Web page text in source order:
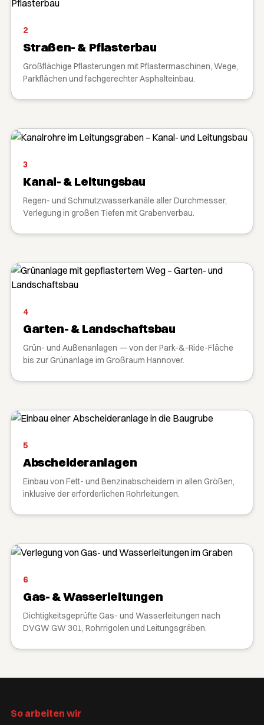
2
Straßen- & Pflasterbau
Großflächige Pflasterungen mit Pflastermaschinen, Wege,
Parkflächen und fachgerechter Asphalteinbau.
3
Kanal- & Leitungsbau
Regen- und Schmutzwasserkanäle aller Durchmesser,
Verlegung in großen Tiefen mit Grabenverbau.
4
Garten- & Landschaftsbau
Grün- und Außenanlagen — von der Park-&-Ride-Fläche
bis zur Grünanlage im Großraum Hannover.
5
Abscheideranlagen
Einbau von Fett- und Benzinabscheidern in allen Größen,
inklusive der erforderlichen Rohrleitungen.
6
Gas- & Wasserleitungen
Dichtigkeitsgeprüfte Gas- und Wasserleitungen nach
DVGW GW 301, Rohrrigolen und Leitungsgräben.
So arbeiten wir